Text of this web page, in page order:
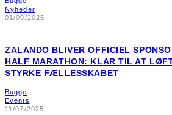
Nyheder
01/09/2025
ZALANDO BLIVER OFFICIEL
HALF MARATHON: KLAR TIL AT
STYRKE FÆLLESSKABET
Bugge
Events
11/07/2025